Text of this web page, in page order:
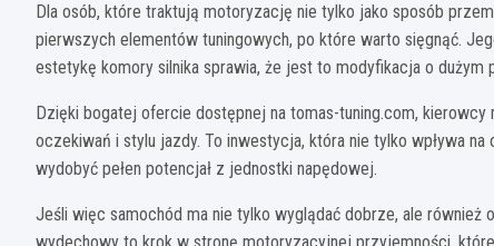
Dla osób, które traktują motoryzację nie tylko jako sposób
pierwszych elementów tuningowych, po które warto sięgnąć.
estetykę komory silnika sprawia, że jest to modyfikacja o dużym
Dzięki bogatej ofercie dostępnej na tomas-tuning.com,
oczekiwań i stylu jazdy. To inwestycja, która nie tylko wpływa
wydobyć pełen potencjał z jednostki napędowej.
Jeśli więc samochód ma nie tylko wyglądać dobrze, ale